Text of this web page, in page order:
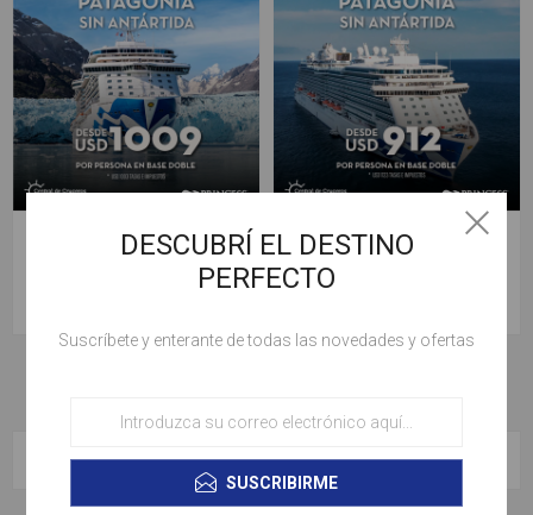
Patagonia - Salida
22/12/2026
Patagonia - Salida
07/12/2026
CATEGORÍAS
DESCUBRÍ EL DESTINO
PERFECTO
Suscríbete y enterante de todas las novedades y ofertas
SUSCRIBIRME